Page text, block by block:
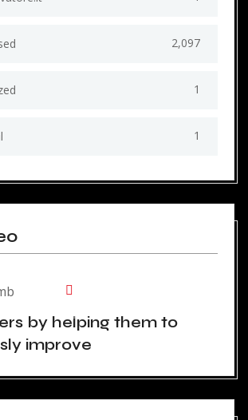
2,097
1
1
by helping them to
improve